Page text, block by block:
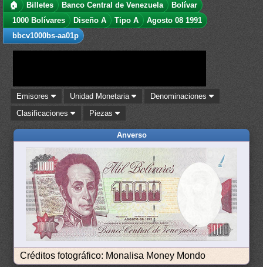
🏠 Billetes Banco Central de Venezuela
Bolívar
1000 Bolívares
Diseño A Tipo A
Agosto 08 1991
bbcv1000bs-aa01p
Emisores Unidad Monetaria
Denominaciones
Clasificaciones
Piezas
Anverso
Créditos fotográfico: Monalisa Money Mondo